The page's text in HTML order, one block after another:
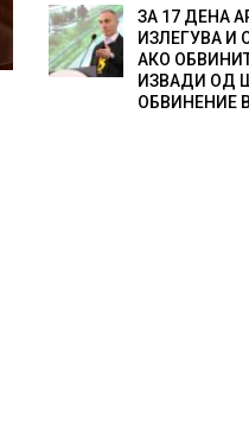
ЗА 17 ДЕНА
ИЗЛЕГУВА И
АКО
ИЗВАДИ ОД
ОБВИНЕНИЕ